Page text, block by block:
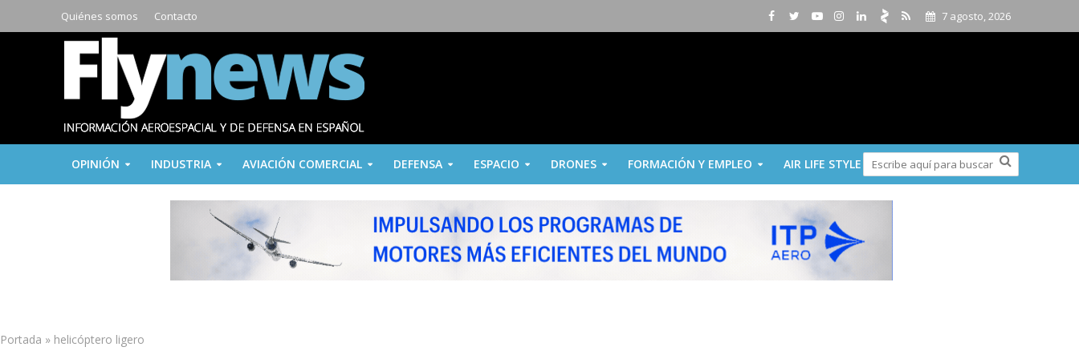
Quiénes somos Contacto 7 agosto, 2026
OPINIÓN INDUSTRIA AVIACIÓN COMERCIAL DEFENSA ESPACIO DRONES FORMACIÓN Y EMPLEO AIR LIFE STYLE
Portada » helicóptero ligero